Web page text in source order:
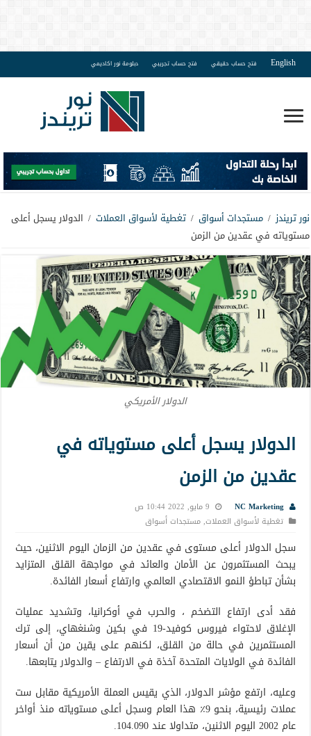
English فتح حساب حقيقي فتح حساب تجريبي دبلومة نور اكاديمي
نور تريندز / مستجدات أسواق / تغطية لأسواق العملات / الدولار يسجل أعلى
مستوياته في عقدين من الزمن
الدولار الأمريكي
الدولار يسجل أعلى مستوياته في
عقدين من الزمن
NC Marketing
9 مايو, 2022 10:44 ص
تغطية لأسواق العملات,مستجدات أسواق
سجل الدولار أعلى مستوى في عقدين من الزمان اليوم الاثنين، حيث
يبحث المستثمرون عن الأمان والعائد في مواجهة القلق المتزايد
بشأن تباطؤ النمو الاقتصادي العالمي وارتفاع أسعار الفائدة.
فقد أدى ارتفاع التضخم ، والحرب في أوكرانيا، وتشديد عمليات
الإغلاق لاحتواء فيروس كوفيد-19 في بكين وشنغهاي، إلى ترك
المستثمرين في حالة من القلق، لكنهم على يقين من أن أسعار
الفائدة في الولايات المتحدة آخذة في الارتفاع – والدولار يتابعها.
وعليه، ارتفع مؤشر الدولار، الذي يقيس العملة الأمريكية مقابل ست
عملات رئيسية، بنحو 9٪ هذا العام وسجل أعلى مستوياته منذ أواخر
عام 2002 اليوم الاثنين، متداولا عند 104.090.